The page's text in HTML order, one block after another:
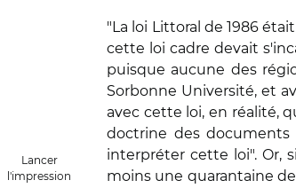
Lancer
l'impression
"La loi Littoral de 1986
cette loi cadre devait
puisque aucune des
Sorbonne Université, et
avec cette loi, en réalité,
doctrine des
interpréter cette loi". Or,
moins une quarantaine